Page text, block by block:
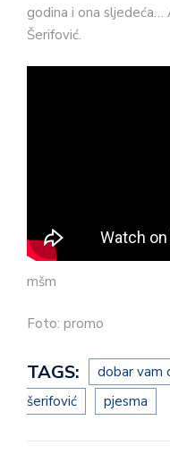
godina i ona sljedeća…
Šerifović.
mšm
Foto: promo
TAGS: dobar vam
šerifović
pjesma